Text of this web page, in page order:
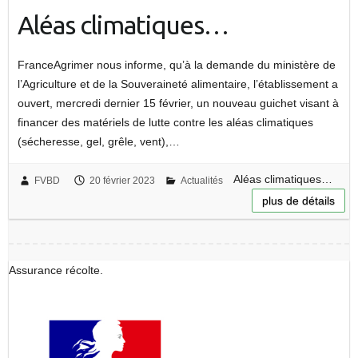
Aléas climatiques…
FranceAgrimer nous informe, qu’à la demande du ministère de
l’Agriculture et de la Souveraineté alimentaire, l’établissement a
ouvert, mercredi dernier 15 février, un nouveau guichet visant à
financer des matériels de lutte contre les aléas climatiques
(sécheresse, gel, grêle, vent),…
FVBD 20 février 2023 Actualités
Aléas climatiques…
plus de détails
Assurance récolte.